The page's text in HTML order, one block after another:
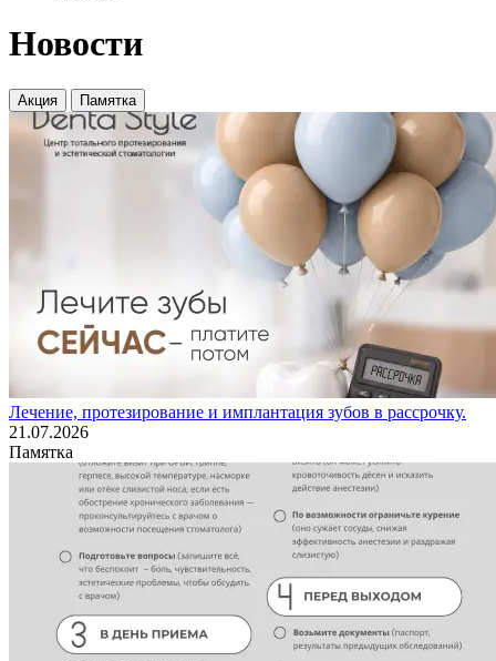
Новости
Акция Памятка
Лечение, протезирование и имплантация зубов в рассрочку.
21.07.2026
Памятка